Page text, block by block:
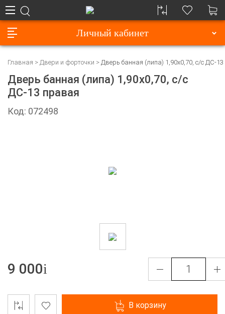
Личный кабинет
Главная Двери и форточки Дверь банная (липа) 1,90х0,70, с/с ДС-
Дверь банная (липа) 1,90х0,70, с/с
ДС-13 правая
Код: 072498
9 000
В корзину